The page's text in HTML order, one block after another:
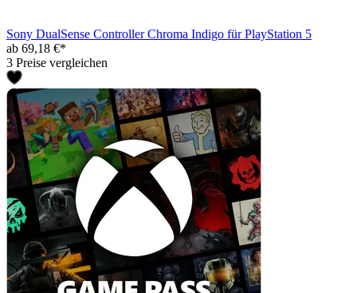
Sony DualSense Controller Chroma Indigo für PlayStation 5
ab 69,18 €*
3 Preise vergleichen